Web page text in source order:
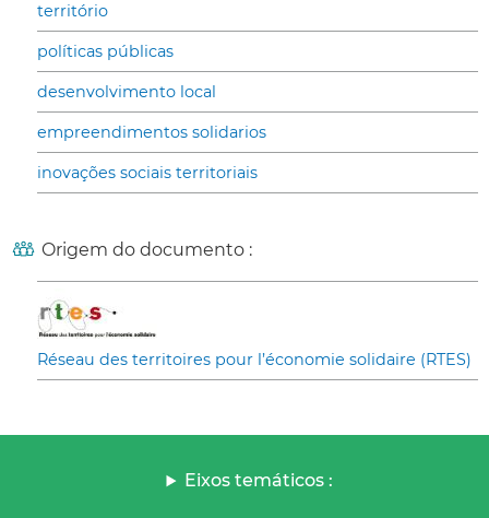
território
políticas públicas
desenvolvimento local
empreendimentos solidarios
inovações sociais territoriais
Origem do documento :
Réseau des territoires pour l’économie solidaire (RTES)
Eixos temáticos :